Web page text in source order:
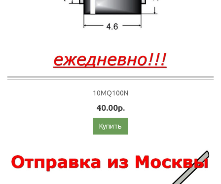
10MQ100N
40.00р.
Купить